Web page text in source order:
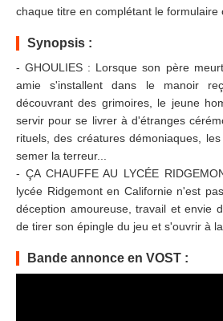
chaque titre en complétant le formulaire
Synopsis :
- GHOULIES : Lorsque son père
amie s'installent dans le manoir
découvrant des grimoires, le jeune
servir pour se livrer à d'étranges
rituels, des créatures démoniaques,
semer la terreur...
- ÇA CHAUFFE AU LYCÉE
lycée Ridgemont en Californie n'est
déception amoureuse, travail et envie
de tirer son épingle du jeu et s'ouvrir à la
Bande annonce en VOST :